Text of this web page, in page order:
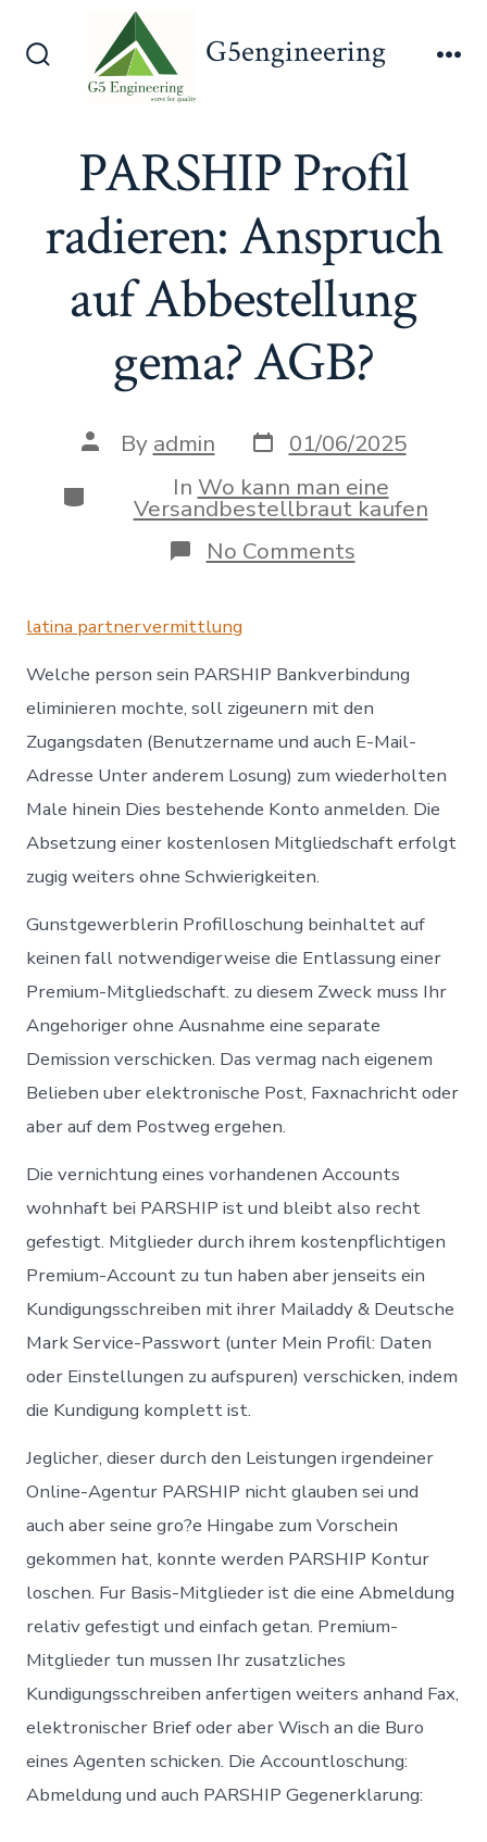
Search
Toggle
G5engineering
PARSHIP Profil
radieren: Anspruch
auf Abbestellung
gema? AGB?
Post
author
By admin Post
date
01/06/2025
Categories In Wo kann man eine
Versandbestellbraut kaufen
No Commentson
PARSHIP
gema?
AGB?
latina partnervermittlung
Welche person sein PARSHIP Bankverbindung
eliminieren mochte, soll zigeunern mit den
Zugangsdaten (Benutzername und auch E-Mail-
Adresse Unter anderem Losung) zum wiederholten
Male hinein Dies bestehende Konto anmelden. Die
Absetzung einer kostenlosen Mitgliedschaft erfolgt
zugig weiters ohne Schwierigkeiten.
Gunstgewerblerin Profilloschung beinhaltet auf
keinen fall notwendigerweise die Entlassung einer
Premium-Mitgliedschaft. zu diesem Zweck muss Ihr
Angehoriger ohne Ausnahme eine separate
Demission verschicken. Das vermag nach eigenem
Belieben uber elektronische Post, Faxnachricht oder
aber auf dem Postweg ergehen.
Die vernichtung eines vorhandenen Accounts
wohnhaft bei PARSHIP ist und bleibt also recht
gefestigt. Mitglieder durch ihrem kostenpflichtigen
Premium-Account zu tun haben aber jenseits ein
Kundigungsschreiben mit ihrer Mailaddy & Deutsche
Mark Service-Passwort (unter Mein Profil: Daten
oder Einstellungen zu aufspuren) verschicken, indem
die Kundigung komplett ist.
Jeglicher, dieser durch den Leistungen irgendeiner
Online-Agentur PARSHIP nicht glauben sei und
auch aber seine gro?e Hingabe zum Vorschein
gekommen hat, konnte werden PARSHIP Kontur
loschen. Fur Basis-Mitglieder ist die eine Abmeldung
relativ gefestigt und einfach getan. Premium-
Mitglieder tun mussen Ihr zusatzliches
Kundigungsschreiben anfertigen weiters anhand Fax,
elektronischer Brief oder aber Wisch an die Buro
eines Agenten schicken. Die Accountloschung:
Abmeldung und auch PARSHIP Gegenerklarung: